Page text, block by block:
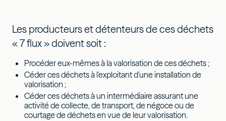
Les producteurs et détenteurs de ces déchets
« 7 flux » doivent soit :
Procéder eux-mêmes à la valorisation de ces déchets ;
Céder ces déchets à l'exploitant d'une installation de
valorisation ;
Céder ces déchets à un intermédiaire assurant une
activité de collecte, de transport, de négoce ou de
courtage de déchets en vue de leur valorisation.